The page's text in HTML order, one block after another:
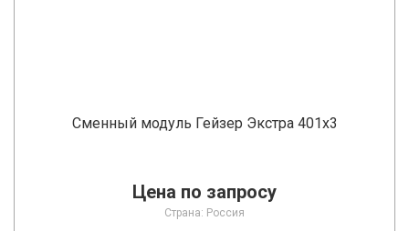
Сменный модуль Гейзер Экстра 401x3
Цена по запросу
Страна: Россия